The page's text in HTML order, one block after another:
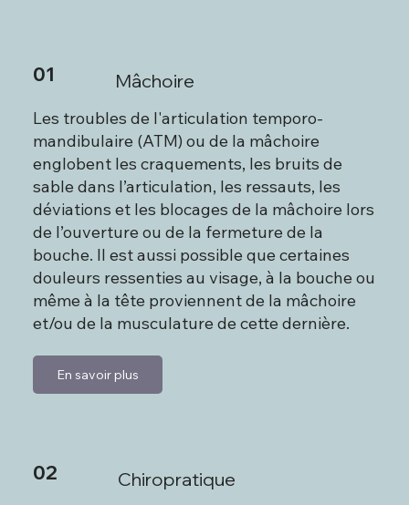
Mâchoire
01
Les troubles de l'articulation temporo-
mandibulaire (ATM) ou de la mâchoire
englobent les craquements, les bruits de
sable dans l’articulation, les ressauts, les
déviations et les blocages de la mâchoire lors
de l’ouverture ou de la fermeture de la
bouche. Il est aussi possible que certaines
douleurs ressenties au visage, à la bouche ou
même à la tête proviennent de la mâchoire
et/ou de la musculature de cette dernière.
En savoir plus
Chiropratique
02